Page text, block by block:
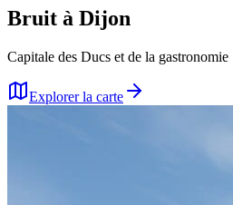
Bruit à Dijon
Capitale des Ducs et de la gastronomie
Explorer la carte